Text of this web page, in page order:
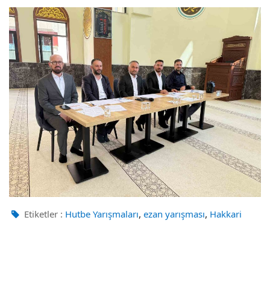
Etiketler : Hutbe Yarışmaları, ezan yarışması, Hakkari